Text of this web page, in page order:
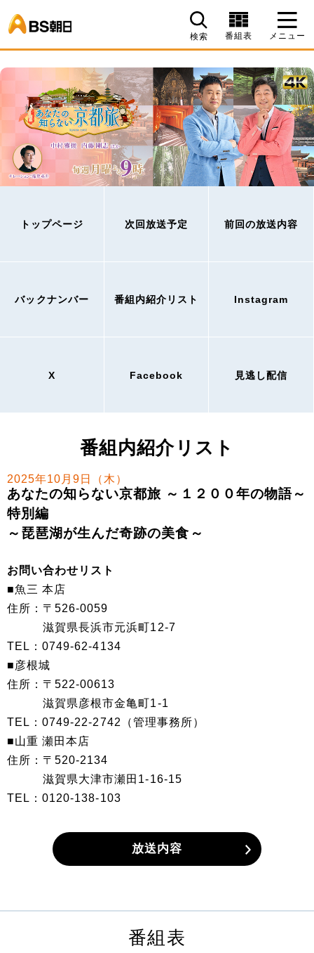
検索 番組表 メニュー
トップページ 次回放送予定 前回の放送内容
バックナンバー 番組内紹介リスト Instagram
X Facebook 見逃し配信
番組内紹介リスト
2025年10月9日（木）
あなたの知らない京都旅 ～１２００年の物語～
特別編
～琵琶湖が生んだ奇跡の美食～
お問い合わせリスト
■魚三 本店
住所：〒526-0059
滋賀県長浜市元浜町12-7
TEL：0749-62-4134
■彦根城
住所：〒522-00613
滋賀県彦根市金亀町1-1
TEL：0749-22-2742（管理事務所）
■山重 瀬田本店
住所：〒520-2134
滋賀県大津市瀬田1-16-15
TEL：0120-138-103
放送内容
番組表